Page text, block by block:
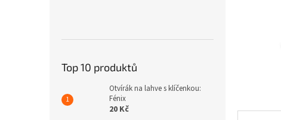
Top 10 produktů
Otvírák na lahve s klíčenkou:
Fénix
20 Kč